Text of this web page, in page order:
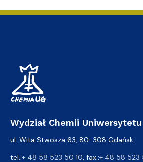
Wydział Chemii
ul. Wita Stwosza 63, 80-308 Gdańsk
tel.:+ 48 58 523 50 10, fax.:+ 48 58 523